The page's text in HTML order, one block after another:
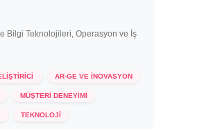
Bilgi Teknolojileri, Operasyon ve İş
AR-GE VE İNOVASYON
MÜŞTERİ DENEYİMİ
TEKNOLOJİ